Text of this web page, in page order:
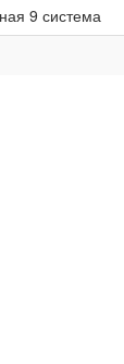
9 система